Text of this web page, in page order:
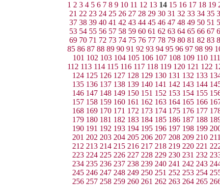
1 2 3 4 5 6 7 8 9 10 11 12 13 14 15 16 17 18 19
21 22 23 24 25 26 27 28 29 30 31 32 33 34 35
37 38 39 40 41 42 43 44 45 46 47 48 49 50 51
53 54 55 56 57 58 59 60 61 62 63 64 65 66 67
69 70 71 72 73 74 75 76 77 78 79 80 81 82 83
85 86 87 88 89 90 91 92 93 94 95 96 97 98 99
101 102 103 104 105 106 107 108 109 110 111
112 113 114 115 116 117 118 119 120 121 122
124 125 126 127 128 129 130 131 132 133
135 136 137 138 139 140 141 142 143 144
146 147 148 149 150 151 152 153 154 155
157 158 159 160 161 162 163 164 165 166
168 169 170 171 172 173 174 175 176 177
179 180 181 182 183 184 185 186 187 188
190 191 192 193 194 195 196 197 198 199
201 202 203 204 205 206 207 208 209 210
212 213 214 215 216 217 218 219 220 221
223 224 225 226 227 228 229 230 231 232
234 235 236 237 238 239 240 241 242 243
245 246 247 248 249 250 251 252 253 254
256 257 258 259 260 261 262 263 264 265